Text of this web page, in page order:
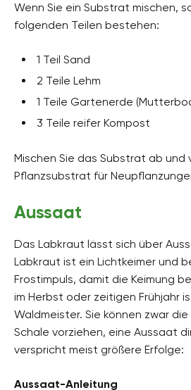
Wenn Sie ein Substrat mischen,
folgenden Teilen bestehen:
1 Teil Sand
2 Teile Lehm
1 Teile Gartenerde
3 Teile reifer Kompost
Mischen Sie das Substrat ab und
Pflanzsubstrat für
Aussaat
Das Labkraut lässt sich über
Labkraut ist ein Lichtkeimer und
Frostimpuls, damit die Keimung
im Herbst oder zeitigen Frühjahr
Waldmeister. Sie können zwar die
Schale vorziehen, eine Aussaat
verspricht meist größere Erfolge:
Aussaat-Anleitung